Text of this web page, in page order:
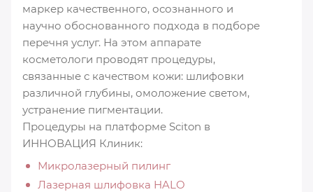
маркер качественного, осознанного и
научно обоснованного подхода в подборе
перечня услуг. На этом аппарате
косметологи проводят процедуры,
связанные с качеством кожи: шлифовки
различной глубины, омоложение светом,
устранение пигментации.
Процедуры на платформе Sciton в
ИННОВАЦИЯ Клиник:
Микролазерный пилинг
Лазерная шлифовка HALO